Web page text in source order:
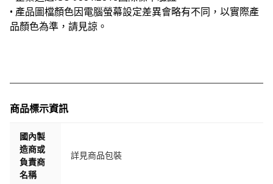
• 產品圖檔顏色因電腦螢幕設定差異會略有不同，以實際產
品顏色為準，請見諒。
商品標示資訊
國內製
造商或
負責商
名稱
詳見商品包裝